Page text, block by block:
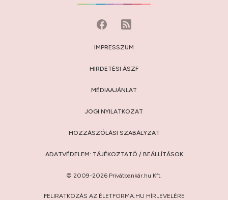
IMPRESSZUM
HIRDETÉSI ÁSZF
MÉDIAAJÁNLAT
JOGI NYILATKOZAT
HOZZÁSZÓLÁSI SZABÁLYZAT
ADATVÉDELEM: TÁJÉKOZTATÓ / BEÁLLÍTÁSOK
© 2009-2026 Privátbankár.hu Kft.
FELIRATKOZÁS AZ ÉLETFORMA.HU HÍRLEVELÉRE